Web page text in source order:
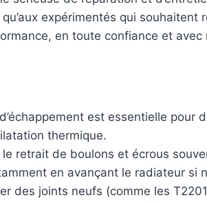
expérimentés qui souhaitent
en toute confiance et avec
est essentielle pour
thermique.
retrait de boulons et écrous
en avançant le radiateur si
des joints neufs (comme les